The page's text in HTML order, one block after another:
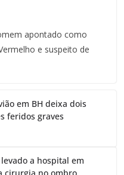
apontado como
e suspeito de
em BH deixa dois
feridos graves
a hospital em